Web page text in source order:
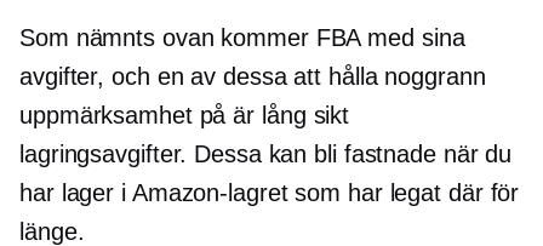
Som nämnts ovan kommer FBA med sina
avgifter, och en av dessa att hålla noggrann
uppmärksamhet på är lång sikt
lagringsavgifter. Dessa kan bli fastnade när du
har lager i Amazon-lagret som har legat där för
länge.